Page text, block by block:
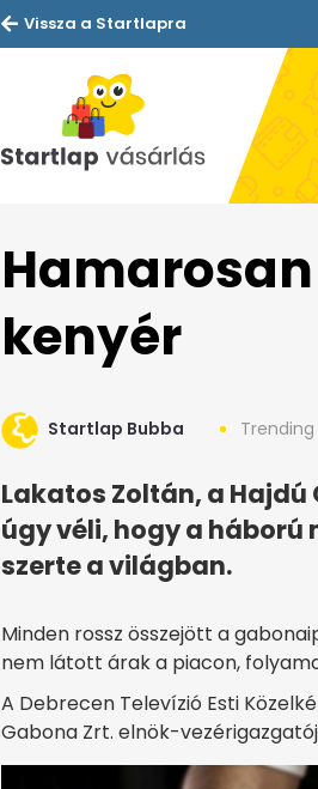
Vissza a Startlapra
kenyér
Startlap Bubba Trending
Lakatos Zoltán, a
úgy véli, hogy a
szerte a világban.
Minden rossz összejött a
nem látott árak a piacon,
A Debrecen Televízió Esti
Gabona Zrt. elnök-